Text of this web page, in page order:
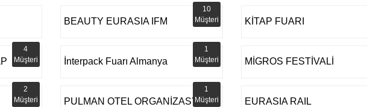
BEAUTY EURASIA IFM
10
Müşteri
KİTAP FUARI
4
Müşteri
İnterpack Fuarı Almanya
1
Müşteri
MİGROS FESTİVALİ
2
Müşteri
PULMAN OTEL ORGANİZASYON
1
Müşteri
EURASIA RAIL